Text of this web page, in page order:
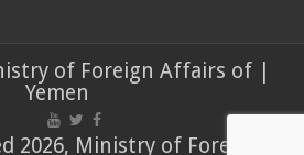
of Foreign Affairs of
Yemen
2026, Ministry of Foreign